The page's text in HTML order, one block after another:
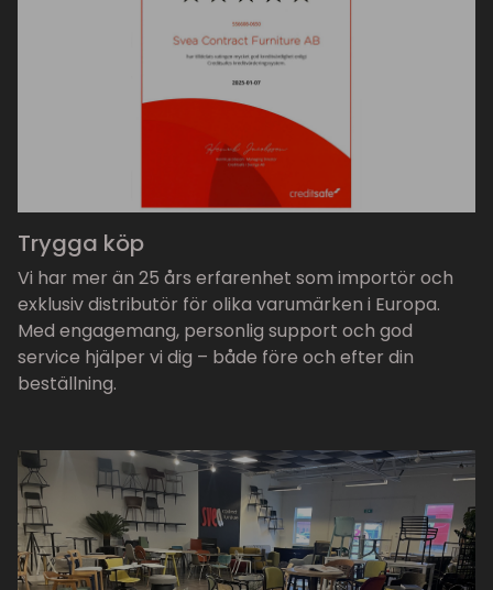
Trygga köp
Vi har mer än 25 års erfarenhet som importör och
exklusiv distributör för olika varumärken i Europa.
Med engagemang, personlig support och god
service hjälper vi dig – både före och efter din
beställning.